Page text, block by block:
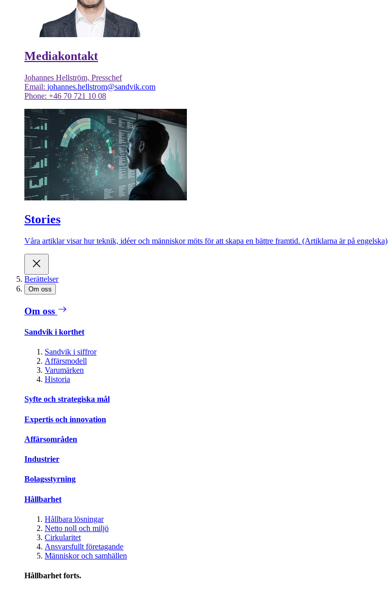
Mediakontakt
Johannes Hellström, Presschef
Email: johannes.hellstrom@sandvik.com
Phone: +46 70 721 10 08
Stories
Våra artiklar visar hur teknik, idéer och människor möts för att skapa en bättre framtid. (Artiklarna är på engelska)
Berättelser
Om oss
Om oss
Sandvik i korthet
Sandvik i siffror
Affärsmodell
Varumärken
Historia
Syfte och strategiska mål
Expertis och innovation
Affärsområden
Industrier
Bolagsstyrning
Hållbarhet
Hållbara lösningar
Netto noll och miljö
Cirkularitet
Ansvarsfullt företagande
Människor och samhällen
Hållbarhet forts.